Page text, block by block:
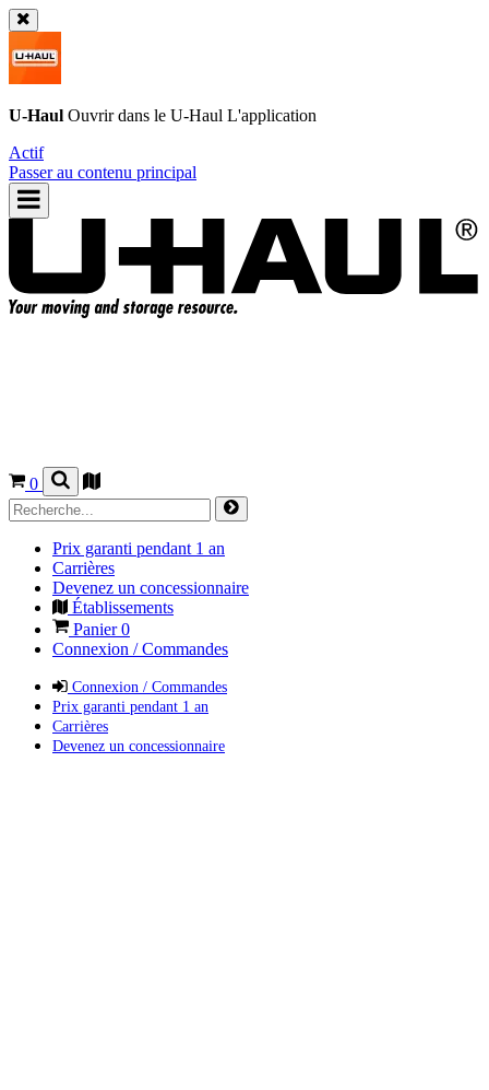
U-Haul Ouvrir dans le U-Haul L'application
Actif
Passer au contenu principal
0
Prix garanti pendant 1 an
Carrières
Devenez un concessionnaire
Établissements
Panier0
Connexion / Commandes
Connexion / Commandes
Prix garanti pendant 1 an
Carrières
Devenez un concessionnaire